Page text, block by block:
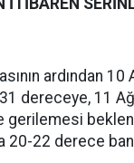
İTİBAREN
ardından
31 dereceye, 11
gerilemesi
20-22 derece